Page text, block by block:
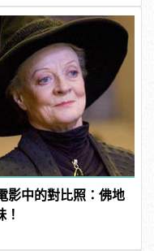
影中的對比照：佛地